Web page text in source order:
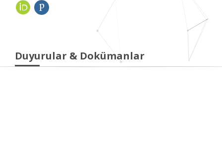
Duyurular & Dokümanlar